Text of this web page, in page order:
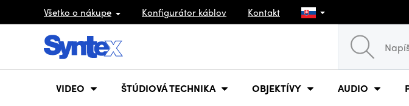
Všetko o nákupe Konfigurátor káblov Kontakt
VIDEO ŠTÚDIOVÁ TECHNIKA OBJEKTÍVY AUDIO